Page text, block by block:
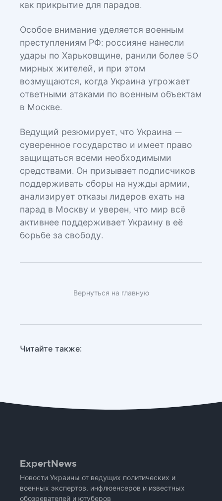
как прикрытие для парадов.
Особое внимание уделяется военным
преступлениям РФ: россияне нанесли
удары по Харьковщине, ранили более 50
мирных жителей, и при этом
возмущаются, когда Украина угрожает
ответными атаками по военным объектам
в Москве.
Ведущий резюмирует, что Украина —
суверенное государство и имеет право
защищаться всеми необходимыми
средствами. Он призывает подписчиков
поддерживать сборы на нужды армии,
анализирует отказы лидеров ехать на
парад в Москву и уверен, что мир всё
активнее поддерживает Украину в её
борьбе за свободу.
Вернуться на главную
Читайте также:
ExpertNews
Новости Украины от ведущих политических и
военных экспертов, инфлюенсеров и известных
обозревателей и ютуберов